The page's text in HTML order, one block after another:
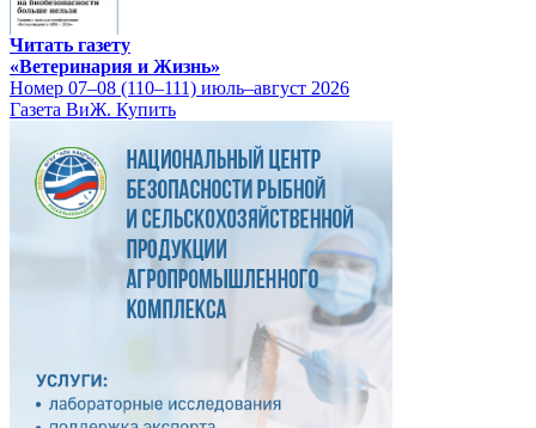
Читать газету
«Ветеринария и Жизнь»
Номер 07–08 (110–111) июль–август 2026
Газета ВиЖ. Купить